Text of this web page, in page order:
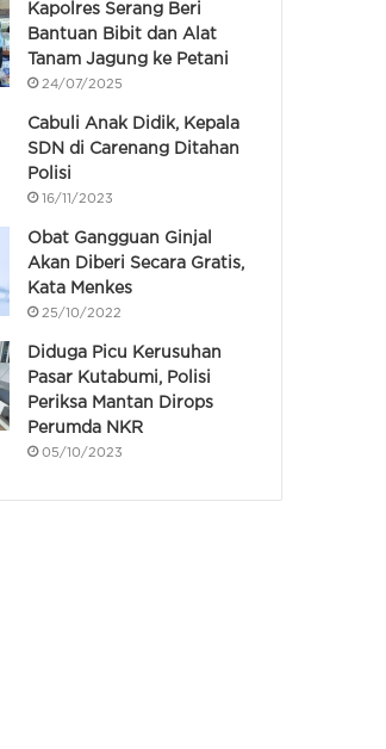
Kapolres Serang Beri
Bantuan Bibit dan Alat
Tanam Jagung ke Petani
24/07/2025
Cabuli Anak Didik, Kepala
SDN di Carenang Ditahan
Polisi
16/11/2023
Obat Gangguan Ginjal
Akan Diberi Secara Gratis,
Kata Menkes
25/10/2022
Diduga Picu Kerusuhan
Pasar Kutabumi, Polisi
Periksa Mantan Dirops
Perumda NKR
05/10/2023